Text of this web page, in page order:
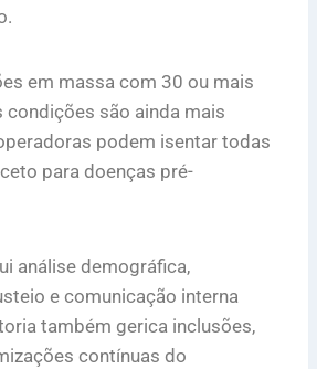
em massa com 30 ou mais
condições são ainda mais
podem isentar todas
para doenças pré-
análise demográfica,
e comunicação interna
também gerica inclusões,
contínuas do